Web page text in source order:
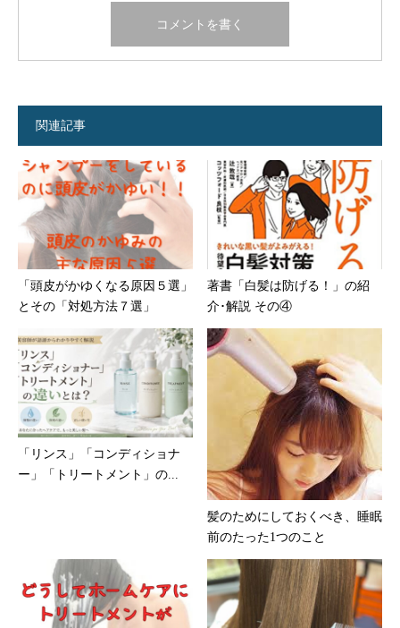
関連記事
「頭皮がかゆくなる原因５選」
とその「対処方法７選」
著書「白髪は防げる！」の紹
介･解説 その④
「リンス」「コンディショナ
ー」「トリートメント」の...
髪のためにしておくべき、睡眠
前のたった1つのこと